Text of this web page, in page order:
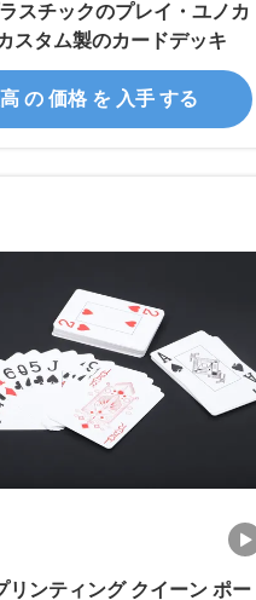
スチックのプレイ・ユノカ
スタム製のカードデッキ
の 価格 を 入手 する
リンティング クイーン ポー